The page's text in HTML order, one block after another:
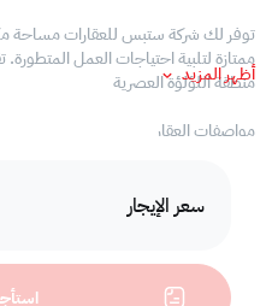
سعر الإيجار
توفر لك شركة ستبس للعقارات مساحة
ممتازة لتلبية احتياجات العمل
منطقة اللؤلؤة العصرية
مواصفات العقار
• مساحات المكتبية
• مكيف مركزي
أظهر المزيد